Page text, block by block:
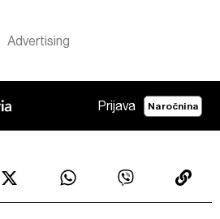
Prijava Naročnina